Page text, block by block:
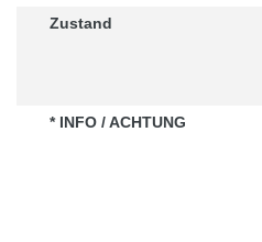
Zustand
* INFO / ACHTUNG